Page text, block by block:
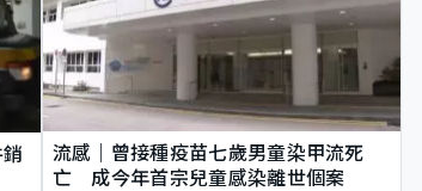
流感｜曾接種疫苗七歲男童染甲流死
亡 成今年首宗兒童感染離世個案